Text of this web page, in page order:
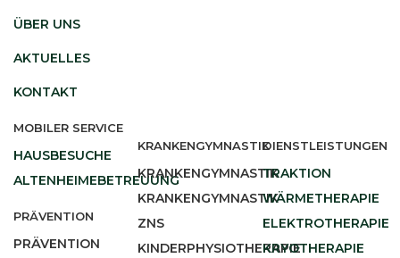
ÜBER UNS
AKTUELLES
KONTAKT
MOBILER SERVICE
HAUSBESUCHE
ALTENHEIMEBETREUUNG
PRÄVENTION
PRÄVENTION
KRANKENGYMNASTIK
KRANKENGYMNASTIK
KRANKENGYMNASTIK
ZNS
KINDERPHYSIOTHERAPIE
DIENSTLEISTUNGEN
TRAKTION
WÄRMETHERAPIE
ELEKTROTHERAPIE
KRYOTHERAPIE